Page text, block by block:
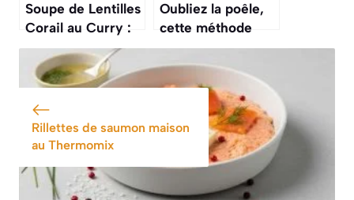
Soupe de Lentilles
Corail au Curry :
recette Facile et
Savoureuse
Oubliez la poêle,
cette méthode
pour cuire des
escalopes de
dinde au four
Rillettes de saumon maison
au Thermomix